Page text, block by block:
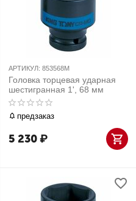
АРТИКУЛ: 853568M
Головка торцевая ударная
шестигранная 1', 68 мм
предзаказ
5 230₽